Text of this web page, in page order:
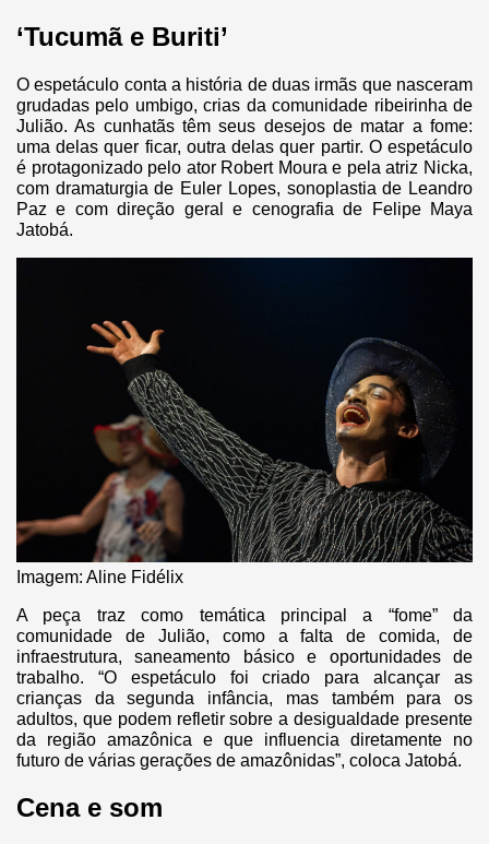
‘Tucumã e Buriti’
O espetáculo conta a história de duas irmãs que nasceram
grudadas pelo umbigo, crias da comunidade ribeirinha de
Julião. As cunhatãs têm seus desejos de matar a fome:
uma delas quer ficar, outra delas quer partir. O espetáculo
é protagonizado pelo ator Robert Moura e pela atriz Nicka,
com dramaturgia de Euler Lopes, sonoplastia de Leandro
Paz e com direção geral e cenografia de Felipe Maya
Jatobá.
Imagem: Aline Fidélix
A peça traz como temática principal a “fome” da
comunidade de Julião, como a falta de comida, de
infraestrutura, saneamento básico e oportunidades de
trabalho. “O espetáculo foi criado para alcançar as
crianças da segunda infância, mas também para os
adultos, que podem refletir sobre a desigualdade presente
da região amazônica e que influencia diretamente no
futuro de várias gerações de amazônidas”, coloca Jatobá.
Cena e som